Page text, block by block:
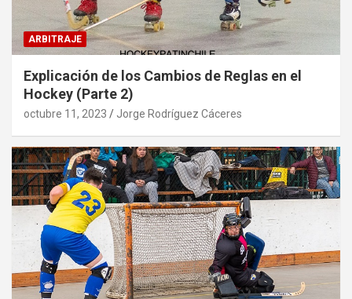
ARBITRAJE
Explicación de los Cambios de Reglas en el
Hockey (Parte 2)
octubre 11, 2023 Jorge Rodríguez Cáceres